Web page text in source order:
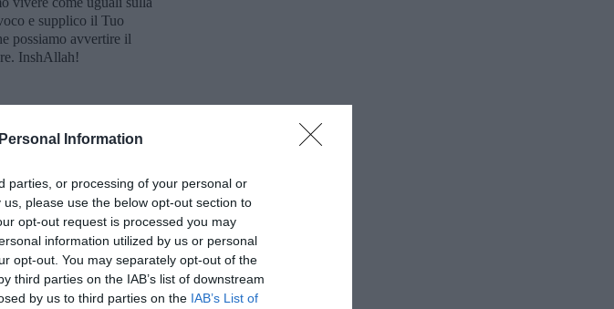
Information
parties, or processing of your personal or
please use the below opt-out section to
opt-out request is processed you may
information utilized by us or personal
opt-out. You may separately opt-out of the
third parties on the IAB’s list of downstream
by us to third parties on the IAB’s List of
e supplico il Tuo
possiamo avvertire il
InshAllah!
e anche trovate in
e del vento: “Sarà per
“Il Ciclope”, un libro
regalo inaspettato e
ed esprime una